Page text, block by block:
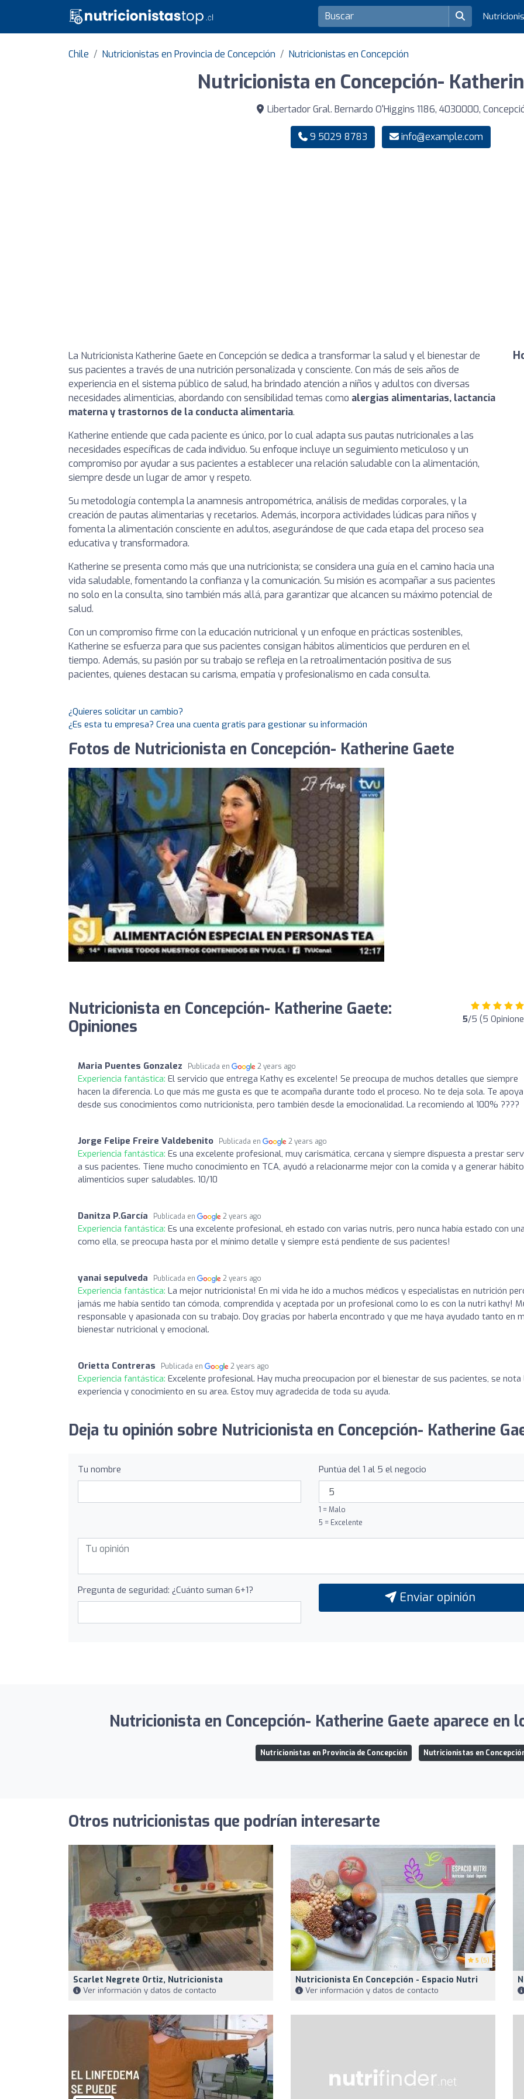
Chile Nutricionistas en Provincia de Concepción Nutricionistas en Concepción
Nutricionista en Concepción-
Libertador Gral. Bernardo O'Higgins 1186, 4030000,
9 5029 8783 info@example.com
La Nutricionista Katherine Gaete en Concepción se dedica a transformar la salud y el bienestar de
sus pacientes a través de una nutrición personalizada y consciente. Con más de seis años de
experiencia en el sistema público de salud, ha brindado atención a niños y adultos con diversas
necesidades alimenticias, abordando con sensibilidad temas como alergias alimentarias, lactancia
materna y trastornos de la conducta alimentaria.
Katherine entiende que cada paciente es único, por lo cual adapta sus pautas nutricionales a las
necesidades específicas de cada individuo. Su enfoque incluye un seguimiento meticuloso y un
compromiso por ayudar a sus pacientes a establecer una relación saludable con la alimentación,
siempre desde un lugar de amor y respeto.
Su metodología contempla la anamnesis antropométrica, análisis de medidas corporales, y la
creación de pautas alimentarias y recetarios. Además, incorpora actividades lúdicas para niños y
fomenta la alimentación consciente en adultos, asegurándose de que cada etapa del proceso sea
educativa y transformadora.
Katherine se presenta como más que una nutricionista; se considera una guía en el camino hacia una
vida saludable, fomentando la confianza y la comunicación. Su misión es acompañar a sus pacientes
no solo en la consulta, sino también más allá, para garantizar que alcancen su máximo potencial de
salud.
Con un compromiso firme con la educación nutricional y un enfoque en prácticas sostenibles,
Katherine se esfuerza para que sus pacientes consigan hábitos alimenticios que perduren en el
tiempo. Además, su pasión por su trabajo se refleja en la retroalimentación positiva de sus
pacientes, quienes destacan su carisma, empatía y profesionalismo en cada consulta.
¿Quieres solicitar un cambio?
¿Es esta tu empresa? Crea una cuenta gratis para gestionar su información
Fotos de Nutricionista en Concepción- Katherine Gaete
Nutricionista en Concepción- Katherine Gaete:
Opiniones
5/5 (5
Maria Puentes Gonzalez Publicada en 2 years ago
Experiencia fantástica: El servicio que entrega Kathy es excelente! Se preocupa de muchos detalles que siempre
hacen la diferencia. Lo que más me gusta es que te acompaña durante todo el proceso. No te deja sola. Te apoya
desde sus conocimientos como nutricionista, pero también desde la emocionalidad. La recomiendo al 100% ????
Jorge Felipe Freire Valdebenito Publicada en 2 years ago
Experiencia fantástica: Es una excelente profesional, muy carismática, cercana y siempre dispuesta a prestar
a sus pacientes. Tiene mucho conocimiento en TCA, ayudó a relacionarme mejor con la comida y a generar
alimenticios super saludables. 10/10
Danitza P.García Publicada en 2 years ago
Experiencia fantástica: Es una excelente profesional, eh estado con varias nutris, pero nunca había estado con
como ella, se preocupa hasta por el mínimo detalle y siempre está pendiente de sus pacientes!
yanai sepulveda Publicada en 2 years ago
Experiencia fantástica: La mejor nutricionista! En mi vida he ido a muchos médicos y especialistas en nutrición
jamás me había sentido tan cómoda, comprendida y aceptada por un profesional como lo es con la nutri kathy!
responsable y apasionada con su trabajo. Doy gracias por haberla encontrado y que me haya ayudado tanto en
bienestar nutricional y emocional.
Orietta Contreras Publicada en 2 years ago
Experiencia fantástica: Excelente profesional. Hay mucha preocupacion por el bienestar de sus pacientes, se nota
experiencia y conocimiento en su area. Estoy muy agradecida de toda su ayuda.
Deja tu opinión sobre Nutricionista en Concepción- Katherine
Tu nombre Puntúa del 1 al 5 el negocio
1 = Malo
5 = Excelente
Pregunta de seguridad: ¿Cuánto suman 6+1? Enviar opinión
Nutricionista en Concepción- Katherine Gaete aparece en
Nutricionistas en Provincia de Concepción Nutricionistas en
Otros nutricionistas que podrían interesarte
Scarlet Negrete Ortiz, Nutricionista
Ver información y datos de contacto
5 (5)
Nutricionista En Concepción - Espacio Nutri
Ver información y datos de contacto